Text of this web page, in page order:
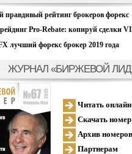
правдивый рейтинг брокеров форекс
Pro-Rebate: копируй сделки
лучший форекс брокер 2019 года
ЖУРНАЛ «БИРЖЕВОЙ
Читать онлайн
Скачать номер
Архив номеров
Партнерам